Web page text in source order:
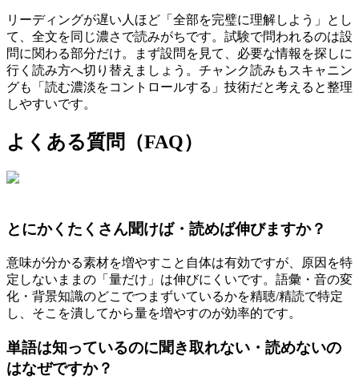
リーディングが遅い人ほど「全部を完璧に理解しよう」とし
て、全文を同じ濃さで読みがちです。試験で問われるのは設
問に関わる部分だけ。まず設問を見て、必要な情報を探しに
行く読み方へ切り替えましょう。チャンク読みもスキャニン
グも「読む濃淡をコントロールする」技術だと考えると整理
しやすいです。
よくある質問（FAQ）
とにかくたくさん聞けば・読めば伸びますか？
意味が分かる素材を増やすこと自体は有効ですが、原因を特
定しないままの「量だけ」は伸びにくいです。語彙・音の変
化・背景知識のどこでつまずいているかを精聴/精読で特定
し、そこを潰してから量を増やすのが効率的です。
単語は知っているのに聞き取れない・読めないの
はなぜですか？